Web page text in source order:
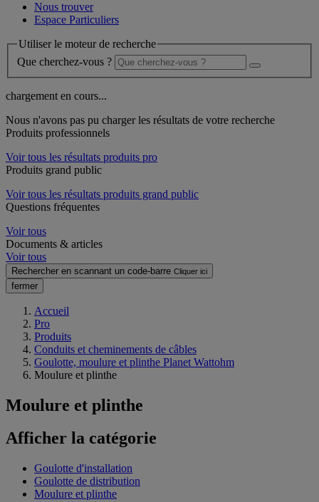
Nous trouver
Espace Particuliers
Utiliser le moteur de recherche
Que cherchez-vous ?
chargement en cours...
Nous n'avons pas pu charger les résultats de votre recherche
Produits professionnels
Voir tous les résultats produits pro
Produits grand public
Voir tous les résultats produits grand public
Questions fréquentes
Voir tous
Documents & articles
Voir tous
Rechercher en scannant un code-barre Cliquer ici
fermer
Accueil
Pro
Produits
Conduits et cheminements de câbles
Goulotte, moulure et plinthe Planet Wattohm
Moulure et plinthe
Moulure et plinthe
Afficher la catégorie
Goulotte d'installation
Goulotte de distribution
Moulure et plinthe